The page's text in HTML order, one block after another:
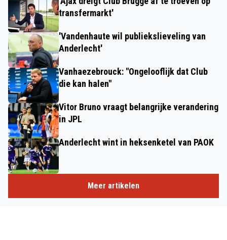
transfermarkt'
'Vandenhaute wil publiekslieveling van
Anderlecht'
Vanhaezebrouck: "Ongelooflijk dat Club
die kan halen"
Vitor Bruno vraagt belangrijke verandering
in JPL
Anderlecht wint in heksenketel van PAOK
Meer artikelen